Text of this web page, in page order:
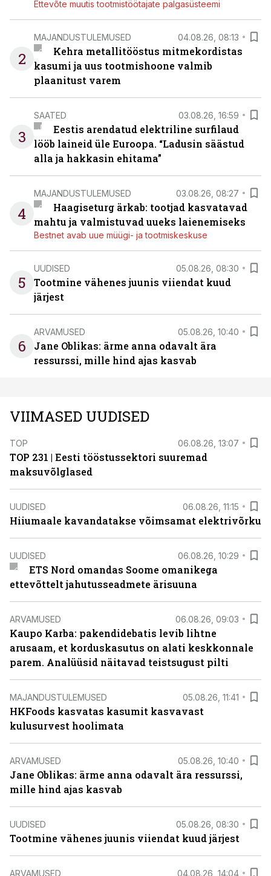
Ettevõte muutis tootmistöötajate palgasüsteemi
2
MAJANDUSTULEMUSED 04.08.26, 08:13
Kehra metallitööstus mitmekordistas
kasumi ja uus tootmishoone valmib
plaanitust varem
3
SAATED 03.08.26, 16:59
Eestis arendatud elektriline surfilaud
lööb laineid üle Euroopa. “Ladusin säästud
alla ja hakkasin ehitama”
4
MAJANDUSTULEMUSED 03.08.26, 08:27
Haagiseturg ärkab: tootjad kasvatavad
mahtu ja valmistuvad uueks laienemiseks
Bestnet avab uue müügi- ja tootmiskeskuse
5
UUDISED 05.08.26, 08:30
Tootmine vähenes juunis viiendat kuud
järjest
6
ARVAMUSED 05.08.26, 10:40
Jane Oblikas: ärme anna odavalt ära
ressurssi, mille hind ajas kasvab
VIIMASED UUDISED
TOP 06.08.26, 13:07
TOP 231 | Eesti tööstussektori suuremad
maksuvõlglased
UUDISED 06.08.26, 11:15
Hiiumaale kavandatakse võimsamat elektrivõrku
UUDISED 06.08.26, 10:29
ETS Nord omandas Soome omanikega
ettevõttelt jahutusseadmete ärisuuna
ARVAMUSED 06.08.26, 09:03
Kaupo Karba: pakendidebatis levib lihtne
arusaam, et korduskasutus on alati keskkonnale
parem. Analüüsid näitavad teistsugust pilti
MAJANDUSTULEMUSED 05.08.26, 11:41
HKFoods kasvatas kasumit kasvavast
kulusurvest hoolimata
ARVAMUSED 05.08.26, 10:40
Jane Oblikas: ärme anna odavalt ära ressurssi,
mille hind ajas kasvab
UUDISED 05.08.26, 08:30
Tootmine vähenes juunis viiendat kuud järjest
ARVAMUSED 04.08.26, 14:04